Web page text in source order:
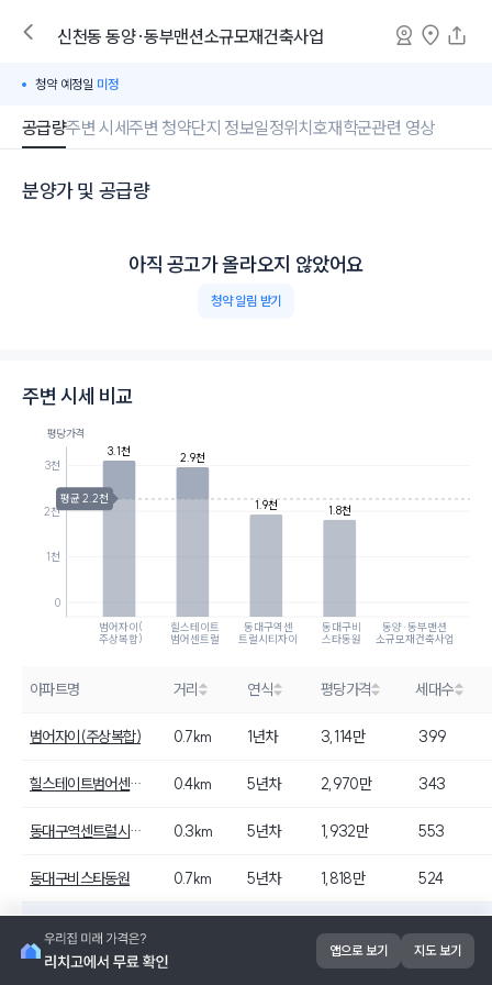
신천동 동양·동부맨션소규모재건축사업
청약 예정일 미정
공급량주변 시세주변 청약단지 정보일정위치호재학군관련 영상
분양가 및 공급량
아직 공고가 올라오지 않았어요
청약 알림 받기
주변 시세 비교
범어자이(
주상복합)
힐스테이트
범어센트럴
동대구역센
트럴시티자이
동대구비
스타동원
동양·동부맨션
소규모재건축사업
0
1천
2천
3천
평당가격
3.1천
2.9천
1.9천 1.8천
평균 2.2천
아파트명 거리 연식 평당가격 세대수
범어자이(주상복합) 0.7km 1년차 3,114만 399
힐스테이트범어센트럴 0.4km 5년차 2,970만 343
동대구역센트럴시티자이 0.3km 5년차 1,932만 553
동대구비스타동원 0.7km 5년차 1,818만 524
동양·동부맨션소규모재건축사업
앱으로 보기 지도 보기